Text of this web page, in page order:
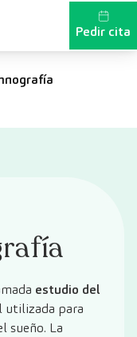
Pedir cita
estudio del
utilizada para
sueño. La